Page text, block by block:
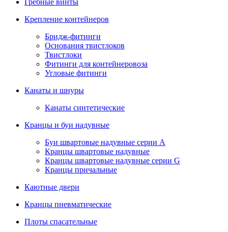
Гребные винты
Крепление контейнеров
Бридж-фитинги
Основания твистлоков
Твистлоки
Фитинги для контейнеровоза
Угловые фитинги
Канаты и шнуры
Канаты синтетические
Кранцы и буи надувные
Буи швартовые надувные серии А
Кранцы швартовые надувные
Кранцы швартовые надувные серии G
Кранцы причальные
Каютные двери
Кранцы пневматические
Плоты спасательные